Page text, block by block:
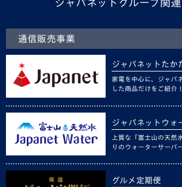
通信販売事業
ジャパネットたか
家電を中心に、ジャパ
した商品だけをご紹介！
ジャパネットウォ
上質な「富士山の天然
りのウォーターサーバ
グルメ定期便